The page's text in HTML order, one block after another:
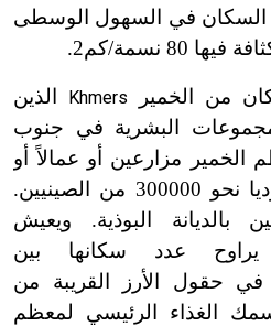
السكان في السهول الوسطى
80 نسمة/كم2.
من الخمير Khmers
الذين
البشرية في جنوب
مزارعين أو عمالاً أو
جنوداً، ويعيش في كامبوديا نحو 300000 من الصينيين.
بالديانة البوذية. ويعيش
عدد سكانها بين
في حقول الأرز القريبة من
الغذاء الرئيسي لمعظم